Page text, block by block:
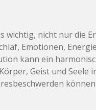
wichtig, nicht nur die
Emotionen,
kann ein
Geist und